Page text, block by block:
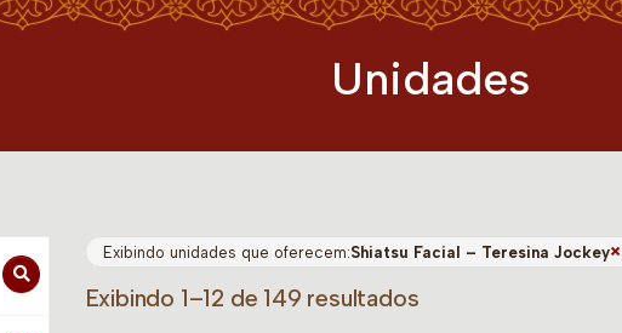
Unidades
Exibindo unidades que oferecem:Shiatsu Facial – Teresina Jockey×
Exibindo 1–12 de 149 resultados